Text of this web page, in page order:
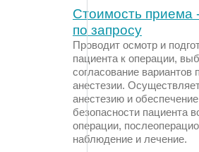
Стоимость приема
по запросу
Проводит осмотр и
пациента к операции,
согласование вариантов
анестезии.
анестезию и обеспечение
безопасности пациента
операции,
наблюдение и лечение.